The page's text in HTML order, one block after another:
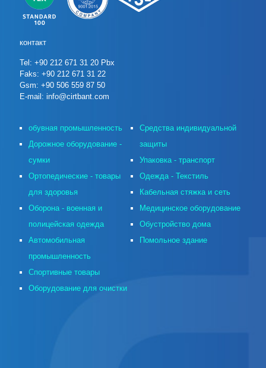
контакт
Tel: +90 212 671 31 20 Pbx
Faks: +90 212 671 31 22
Gsm: +90 506 559 87 50
E-mail: info@cirtbant.com
обувная промышленность
Дорожное оборудование -
сумки
Ортопедические - товары
для здоровья
Оборона - военная и
полицейская одежда
Автомобильная
промышленность
Спортивные товары
Оборудование для очистки
Средства индивидуальной
защиты
Упаковка - транспорт
Одежда - Текстиль
Кабельная стяжка и сеть
Медицинское оборудование
Обустройство дома
Помольное здание